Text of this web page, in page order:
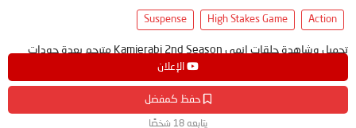
الإعلان
حفظ كمفضل
يتابعه 18 شخصًا
Action
High Stakes Game
Suspense
تحميل وشاهدة حلقات انمي Kamierabi 2nd Season مترجم بعدة جودات